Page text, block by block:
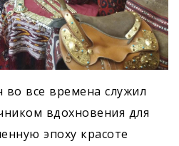
во все времена служил
вдохновения для
эпоху красоте